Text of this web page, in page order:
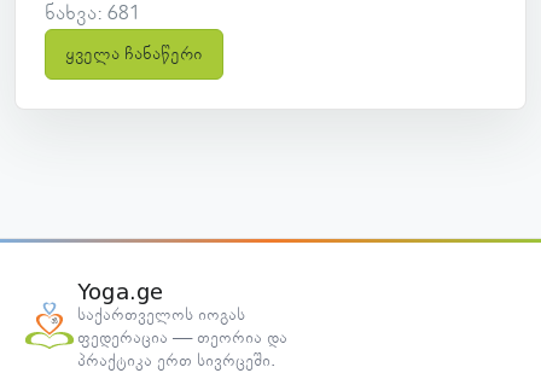
ნახვა: 681
ყველა ჩანაწერი
Yoga.ge
საქართველოს იოგას
ფედერაცია — თეორია და
პრაქტიკა ერთ სივრცეში.